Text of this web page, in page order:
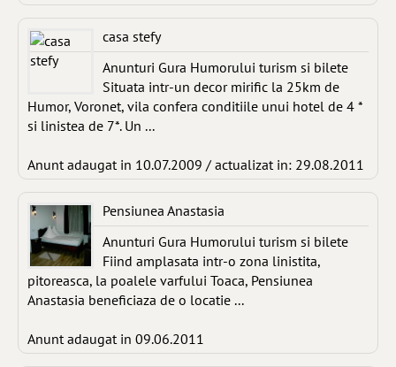
casa stefy
Anunturi Gura Humorului turism si bilete
Situata intr-un decor mirific la 25km de
Humor, Voronet, vila confera conditiile unui hotel de 4 *
si linistea de 7*. Un ...
Anunt adaugat in 10.07.2009 / actualizat in: 29.08.2011
Pensiunea Anastasia
Anunturi Gura Humorului turism si bilete
Fiind amplasata intr-o zona linistita,
pitoreasca, la poalele varfului Toaca, Pensiunea
Anastasia beneficiaza de o locatie ...
Anunt adaugat in 09.06.2011